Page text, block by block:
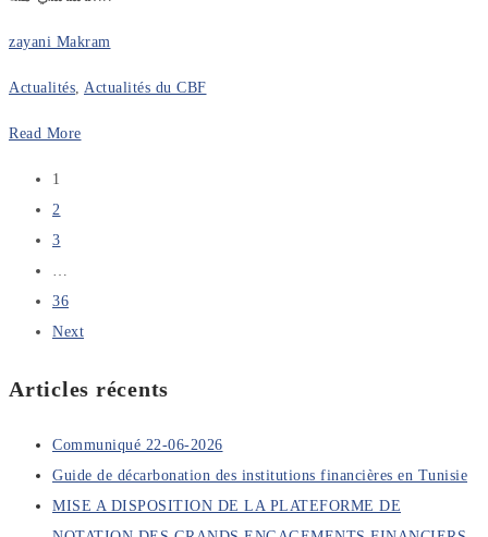
zayani Makram
Actualités Actualités du CBF
Read More
1
2
3
36
Next
Articles récents
Communiqué 22-06-2026
Guide de décarbonation des institutions financières en Tunisie
MISE A DISPOSITION DE LA PLATEFORME DE